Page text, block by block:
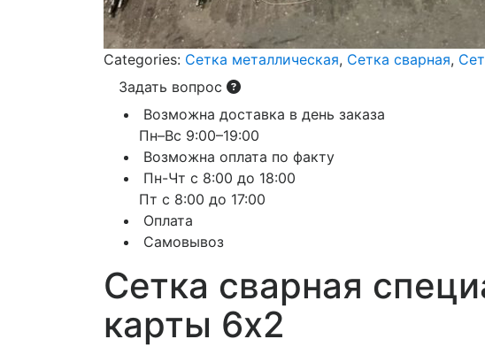
Categories: Сетка металлическая, Сетка сварная,
Задать вопрос
Возможна доставка в день заказа
Пн–Вс 9:00–19:00
Возможна оплата по факту
Пн-Чт с 8:00 до 18:00
Пт с 8:00 до 17:00
Оплата
Самовывоз
Сетка сварная
карты 6х2